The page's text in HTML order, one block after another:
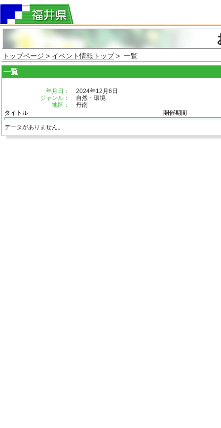
トップページ > イベント情報トップ> 一覧
一覧
年月日：
2024年12月6日
ジャンル：
自然・環境
地区：
丹南
タイトル
開催期間
データがありません。